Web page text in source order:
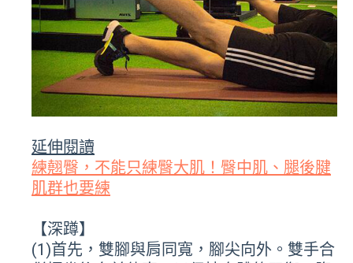
延伸閱讀
練翹臀，不能只練臀大肌！臀中肌、腿後腱
肌群也要練
【深蹲】
(1)首先，雙腳與肩同寬，腳尖向外。雙手合